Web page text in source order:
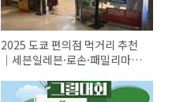
2025 도쿄 편의점 먹거리 추천
｜세븐일레븐·로손·패밀리마